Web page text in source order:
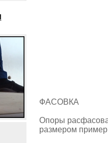
ФАСОВКА
Опоры
размером